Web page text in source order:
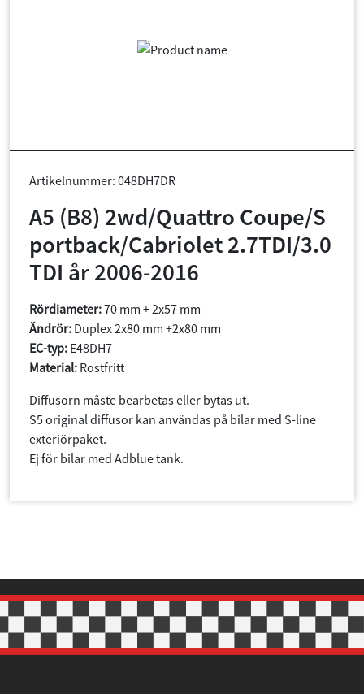
Artikelnummer: 048DH7DR
A5 (B8) 2wd/Quattro Coupe/S
portback/Cabriolet 2.7TDI/3.0
TDI år 2006-2016
Rördiameter:70 mm + 2x57 mm
Ändrör: Duplex 2x80 mm +2x80 mm
EC-typ: E48DH7
Material: Rostfritt
Diffusorn måste bearbetas eller bytas ut.
S5 original diffusor kan användas på bilar med S-line
exteriörpaket.
Ej för bilar med Adblue tank.